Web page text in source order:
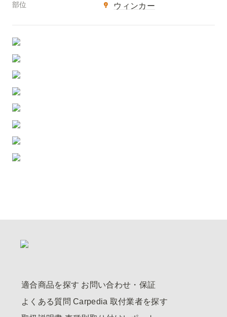
部位 ウィンカー
適合商品を探す お問い合わせ・保証
よくある質問 Carpedia 取付業者を探す